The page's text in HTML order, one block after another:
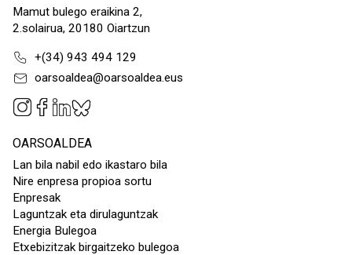
Mamut bulego eraikina 2,
2.solairua, 20180 Oiartzun
+(34) 943 494 129
oarsoaldea@oarsoaldea.eus
OARSOALDEA
Lan bila nabil edo ikastaro bila
Nire enpresa propioa sortu
Enpresak
Laguntzak eta dirulaguntzak
Energia Bulegoa
Etxebizitzak birgaitzeko bulegoa